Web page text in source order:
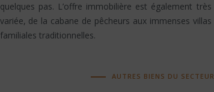
familiales traditionnelles.
AUTRES BIENS DU SECTEUR